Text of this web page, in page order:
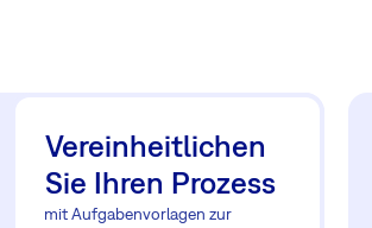
Vereinheitlichen
Sie Ihren Prozess
mit Aufgabenvorlagen zur